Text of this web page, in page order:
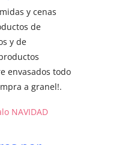
y cenas
de
y de
envasados todo
a granel!.